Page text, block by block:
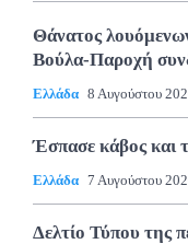
Θάνατος
Βούλα-Παροχή
Ελλάδα 8 Αυγούστου
Έσπασε κάβος και
Ελλάδα 7 Αυγούστου
Δελτίο Τύπου της